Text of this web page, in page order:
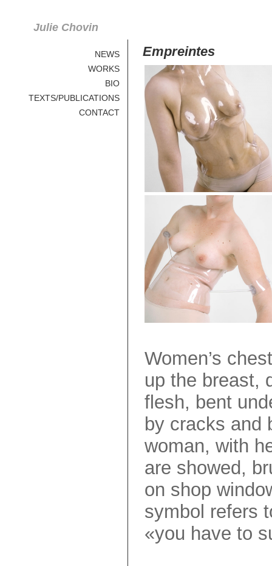
Julie Chovin
NEWS
WORKS
BIO
TEXTS/PUBLICATIONS
CONTACT
Empreintes
Women’s
up the breast,
flesh, bent
by cracks and
woman, with
are showed,
on shop
symbol refers
«you have to